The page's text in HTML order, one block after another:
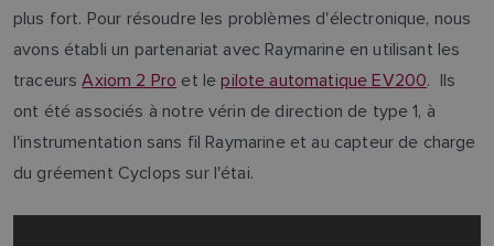
plus fort. Pour résoudre les problèmes d'électronique, nous
avons établi un partenariat avec Raymarine en utilisant les
traceursAxiom 2 Pro et lepilote automatique EV200. Ils
ont été associés à notre vérin de direction de type 1, à
l'instrumentation sans fil Raymarine et au capteur de charge
du gréement Cyclops sur l'étai.